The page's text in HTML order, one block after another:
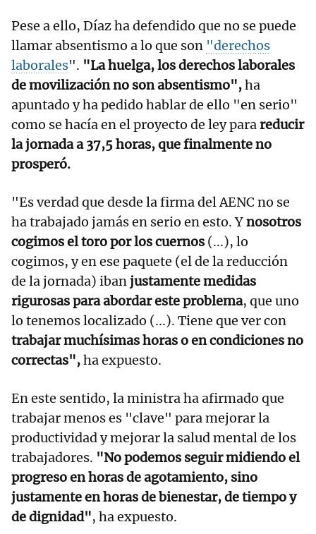
Pese a ello, Díaz ha defendido que no se puede
llamar absentismo a lo que son "derechos
laborales". "La huelga, los derechos laborales
de movilización no son absentismo",ha
apuntado y ha pedido hablar de ello "en serio"
como se hacía en el proyecto de ley parareducir
la jornada a 37,5 horas, que finalmente no
prosperó.
"Es verdad que desde la firma del AENC no se
ha trabajado jamás en serio en esto. Ynosotros
cogimos el toro por los cuernos (...), lo
cogimos, y en ese paquete (el de la reducción
de la jornada) ibanjustamente medidas
rigurosas para abordar este problema, que uno
lo tenemos localizado (...). Tiene que ver con
trabajar muchísimas horas o en condiciones no
correctas",ha expuesto.
En este sentido, la ministra ha afirmado que
trabajar menos es "clave" para mejorar la
productividad y mejorar la salud mental de los
trabajadores. "No podemos seguir midiendo el
progreso en horas de agotamiento, sino
justamente en horas de bienestar, de tiempo y
de dignidad", ha expuesto.